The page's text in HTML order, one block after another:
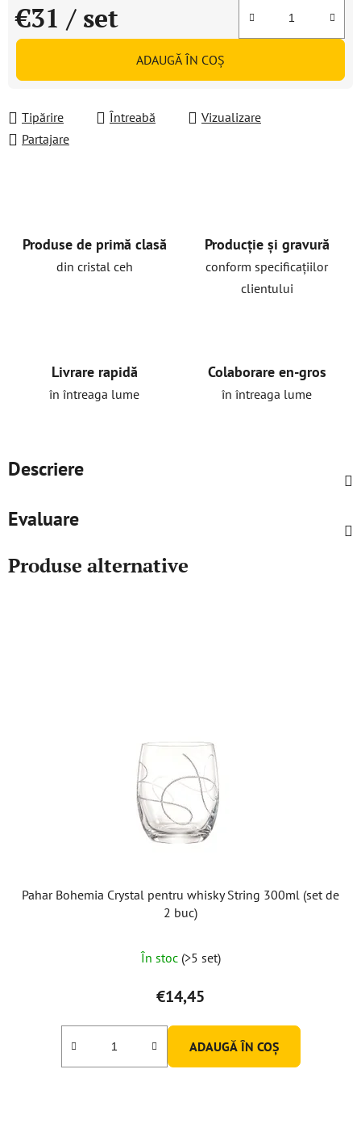
€31 / set
Evaluare preţ:
ADAUGĂ ÎN COŞ
Tipărire Întreabă
Vizualizare
Partajare
Produse de primă clasă
din cristal ceh
Producție și gravură
conform specificațiilor
clientului
Livrare rapidă
în întreaga lume
Colaborare en-gros
în întreaga lume
Descriere
Evaluare
Produse alternative
Pahar Bohemia Crystal pentru whisky String 300ml (set de
2 buc)
În stoc (>5 set)
€14,45
ADAUGĂ ÎN COŞ